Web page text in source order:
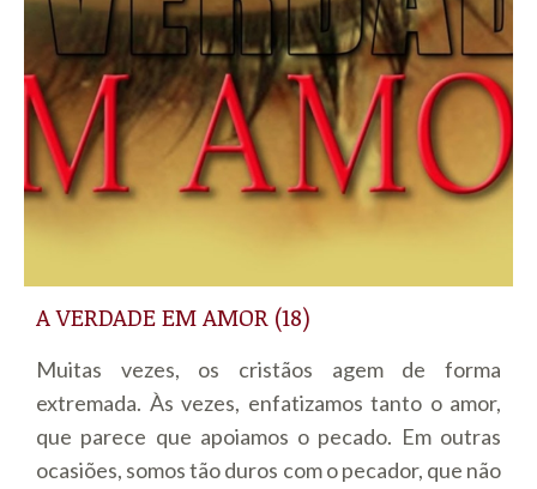
A VERDADE EM AMOR (18)
Muitas vezes, os cristãos agem de forma
extremada. Às vezes, enfatizamos tanto o amor,
que parece que apoiamos o pecado. Em outras
ocasiões, somos tão duros com o pecador, que não